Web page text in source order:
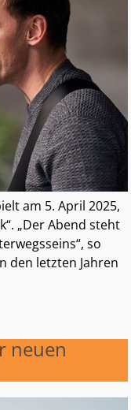
am 5. April 2025,
„Der Abend steht
so
den letzten Jahren
neuen